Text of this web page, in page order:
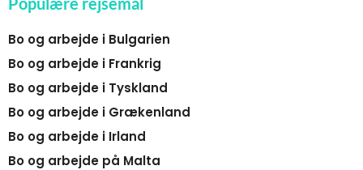
Bo og arbejde i Bulgarien
Bo og arbejde i Frankrig
Bo og arbejde i Tyskland
Bo og arbejde i Grækenland
Bo og arbejde i Irland
Bo og arbejde på Malta